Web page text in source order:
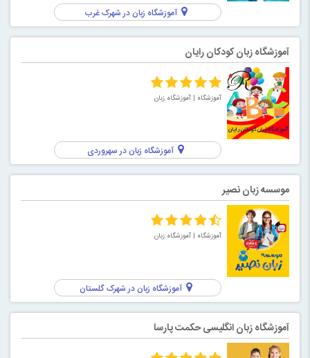
آموزشگاه زبان در شهرک غرب
آموزشگاه زبان کودکان رایان
آموزشگاه | آموزشگاه زبان
آموزشگاه زبان در سهروردی
موسسه زبان نصیر
آموزشگاه | آموزشگاه زبان
آموزشگاه زبان در شهرک گلستان
آموزشگاه زبان انگلیسی حکمت پارسا